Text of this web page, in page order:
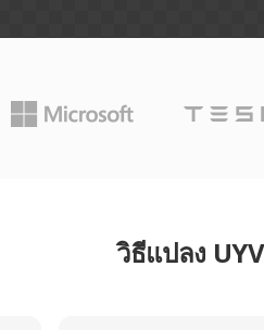
วิธีแปลง